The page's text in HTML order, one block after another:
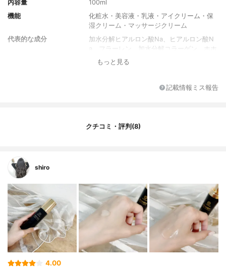
内容量
100ml
機能
化粧水・美容液・乳液・アイクリーム・保
湿クリーム・マッサージクリーム
代表的な成分
加水分解ヒアルロン酸Na、ヒアルロン酸N
a、フラーレン、加水分解コラーゲン、ホホ
バ種子油
ン、PCA-Na、加水分解ヒアルロン酸Na、
ン酸アスコルビル、アスコルビン酸、パル
トリン、ソルビトール、パンテノール、ケ
イ酸Na、PVP、水添レシチン、キサンタン
ガム、トコフェロール、カルボマー、水酸
化K、フェノキシエタノール、ポリアクリル
もっと見る
記載情報ミス報告
クチコミ・評判(8)
shiro
4.00